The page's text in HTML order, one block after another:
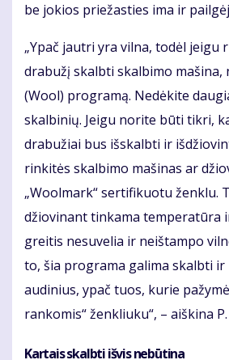
be jokios priežasties ima ir
„Ypač jautri yra vilna, todėl jeigu
drabužį skalbti skalbimo mašina,
(Wool) programą. Nedėkite
skalbinių. Jeigu norite būti tikri,
drabužiai bus išskalbti ir
rinkitės skalbimo mašinas ar
„Woolmark“ sertifikuotu ženklu.
džiovinant tinkama temperatūra
greitis nesuvelia ir neištampo
to, šia programa galima skalbti
audinius, ypač tuos, kurie
rankomis“ ženkliuku“, – aiškina
Kartais skalbti išvis nebūtina